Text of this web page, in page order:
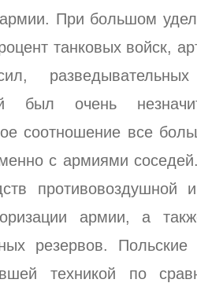
При большом
танковых войск,
был очень
соотношение все
с армиями
противовоздушной
армии, а
резервов.
техникой по